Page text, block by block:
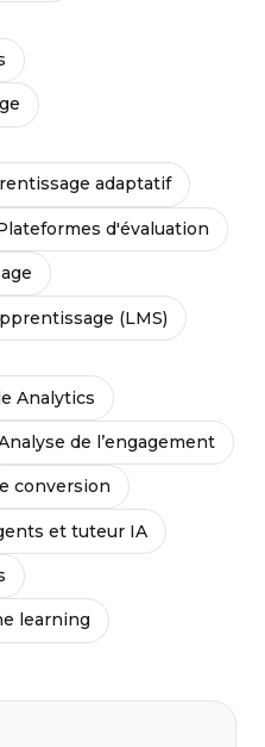
adaptatif
d'évaluation
(LMS)
Analytics
de l’engagement
conversion
et tuteur IA
learning